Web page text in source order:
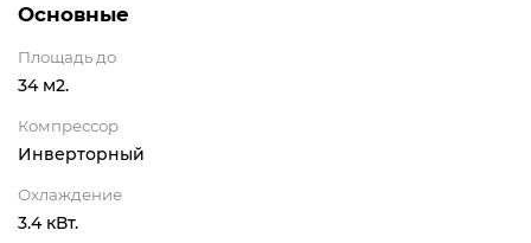
Основные
Площадь до
34 м2.
Компрессор
Инверторный
Охлаждение
3.4 кВт.